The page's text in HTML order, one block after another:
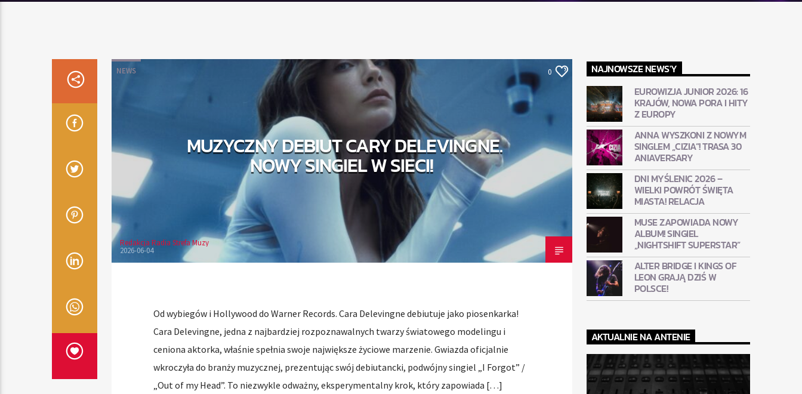
NEWS 0
MUZYCZNY DEBIUT CARY DELEVINGNE.
NOWY SINGIEL W SIECI!
Redakcja Radia Strefa Muzy
2026-06-04
Od wybiegów i Hollywood do Warner Records. Cara Delevingne debiutuje jako piosenkarka!
Cara Delevingne, jedna z najbardziej rozpoznawalnych twarzy światowego modelingu i
ceniona aktorka, właśnie spełnia swoje największe życiowe marzenie. Gwiazda oficjalnie
wkroczyła do branży muzycznej, prezentując swój debiutancki, podwójny singiel „I Forgot” /
„Out of my Head”. To niezwykle odważny, eksperymentalny krok, który zapowiada […]
NAJNOWSZE NEWS'Y
EUROWIZJA JUNIOR 2026: 16
KRAJÓW, NOWA PORA I HITY
Z EUROPY
ANNA WYSZKONI Z NOWYM
SINGLEM „CIZIA”! TRASA 30
ANIAVERSARY
DNI MYŚLENIC 2026 –
WIELKI POWRÓT ŚWIĘTA
MIASTA! RELACJA
MUSE ZAPOWIADA NOWY
ALBUM! SINGIEL
„NIGHTSHIFT SUPERSTAR”
ALTER BRIDGE I KINGS OF
LEON GRAJĄ DZIŚ W
POLSCE!
AKTUALNIE NA ANTENIE